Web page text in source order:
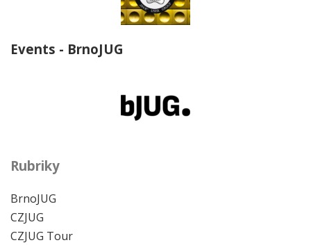
Events - BrnoJUG
Rubriky
BrnoJUG
CZJUG
CZJUG Tour